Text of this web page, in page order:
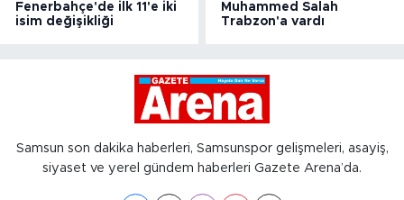
Fenerbahçe'de ilk 11'e iki
isim değişikliği
Muhammed Salah
Trabzon'a vardı
Samsun son dakika haberleri, Samsunspor gelişmeleri, asayiş,
siyaset ve yerel gündem haberleri Gazete Arena’da.